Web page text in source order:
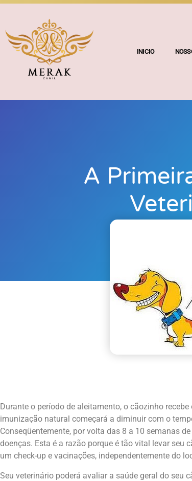
INICIO
A
Durante o período de aleitamento, o cãozinho
imunização natural começará a diminuir com o
Conseqüentemente, por volta das 8 a 10 semanas
doenças. Esta é a razão porque é tão vital levar
um check-up e vacinações, independentemente do
Seu veterinário poderá avaliar a saúde geral do seu